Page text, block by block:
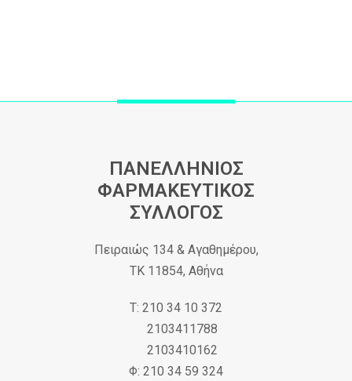
ΠΑΝΕΛΛΗΝΙΟΣ
ΦΑΡΜΑΚΕΥΤΙΚΟΣ
ΣΥΛΛΟΓΟΣ
Πειραιώς 134 & Αγαθημέρου,
ΤΚ 11854, Αθήνα
Τ: 210 34 10 372
2103411788
2103410162
Φ: 210 34 59 324